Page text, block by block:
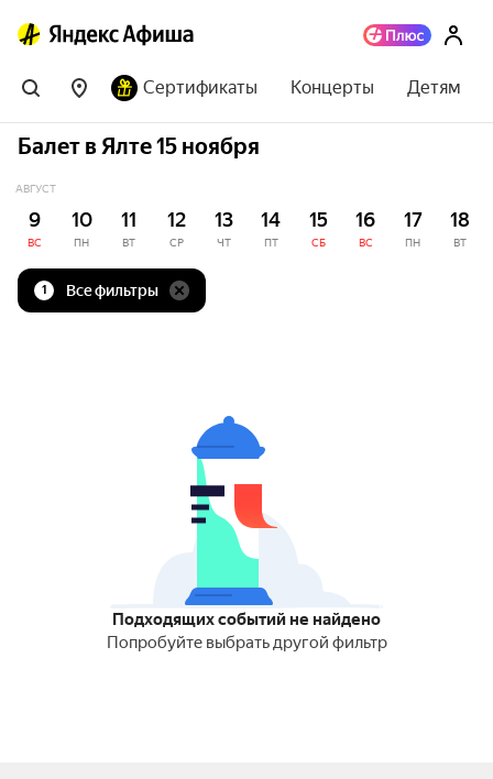
Сертификаты Концерты Детям
Балет в Ялте 15 ноября
АВГУСТ
9
ВС
10
ПН
11
ВТ
12
СР
13
ЧТ
14
ПТ
15
СБ
16
ВС
17
ПН
18
ВТ
1 Все фильтры
Подходящих событий не найдено
Попробуйте выбрать другой фильтр